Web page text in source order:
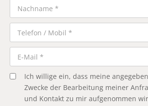
Ich willige ein, dass meine
Zwecke der Bearbeitung meiner
und Kontakt zu mir aufgenommen